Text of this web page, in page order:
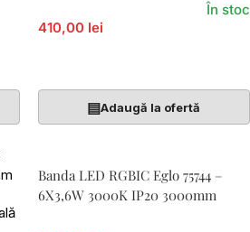
410,00 lei
În stoc
▤Adaugă la ofertă
Banda LED RGBIC Eglo 75744 –
6X3,6W 3000K IP20 3000mm